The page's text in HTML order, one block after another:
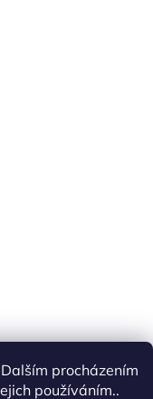
procházením
používáním..